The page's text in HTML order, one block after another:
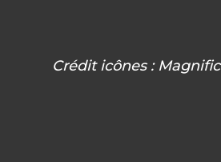
Crédit icônes : Magnific